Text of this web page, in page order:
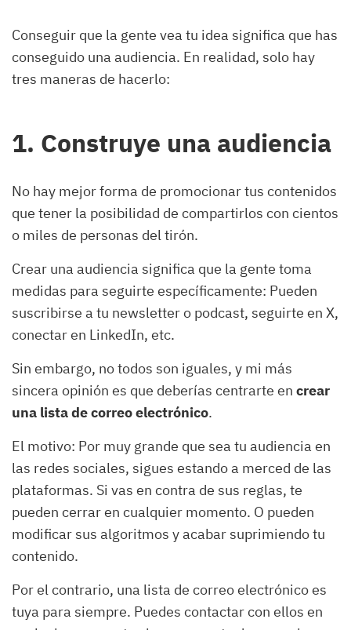
Conseguir que la gente vea tu idea significa que has
conseguido una audiencia. En realidad, solo hay
tres maneras de hacerlo:
1. Construye una audiencia
No hay mejor forma de promocionar tus contenidos
que tener la posibilidad de compartirlos con cientos
o miles de personas del tirón.
Crear una audiencia significa que la gente toma
medidas para seguirte específicamente: Pueden
suscribirse a tu newsletter o podcast, seguirte en X,
conectar en LinkedIn, etc.
Sin embargo, no todos son iguales, y mi más
sincera opinión es que deberías centrarte en crear
una lista de correo electrónico.
El motivo: Por muy grande que sea tu audiencia en
las redes sociales, sigues estando a merced de las
plataformas. Si vas en contra de sus reglas, te
pueden cerrar en cualquier momento. O pueden
modificar sus algoritmos y acabar suprimiendo tu
contenido.
Por el contrario, una lista de correo electrónico es
tuya para siempre. Puedes contactar con ellos en